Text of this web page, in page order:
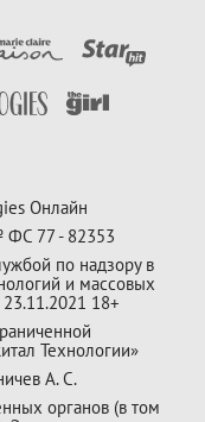
Онлайн
ФС 77 - 82353
по надзору в
и массовых
18+
Технологии»
А. С.
органов (в том